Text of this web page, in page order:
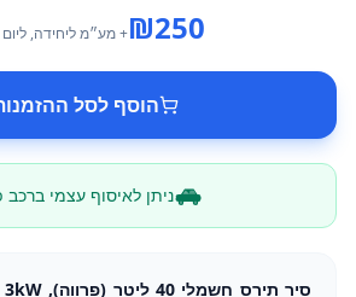
₪250 + מע״מליחידה,
הוסף לסל
ניתן לאיסוף עצמי ברכב